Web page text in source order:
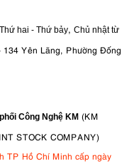
hai - Thứ bảy, Chủ nhật từ
Yên Lãng, Phường Đống
Công Nghệ KM (KM
STOCK COMPANY)
TP Hồ Chí Minh cấp ngày